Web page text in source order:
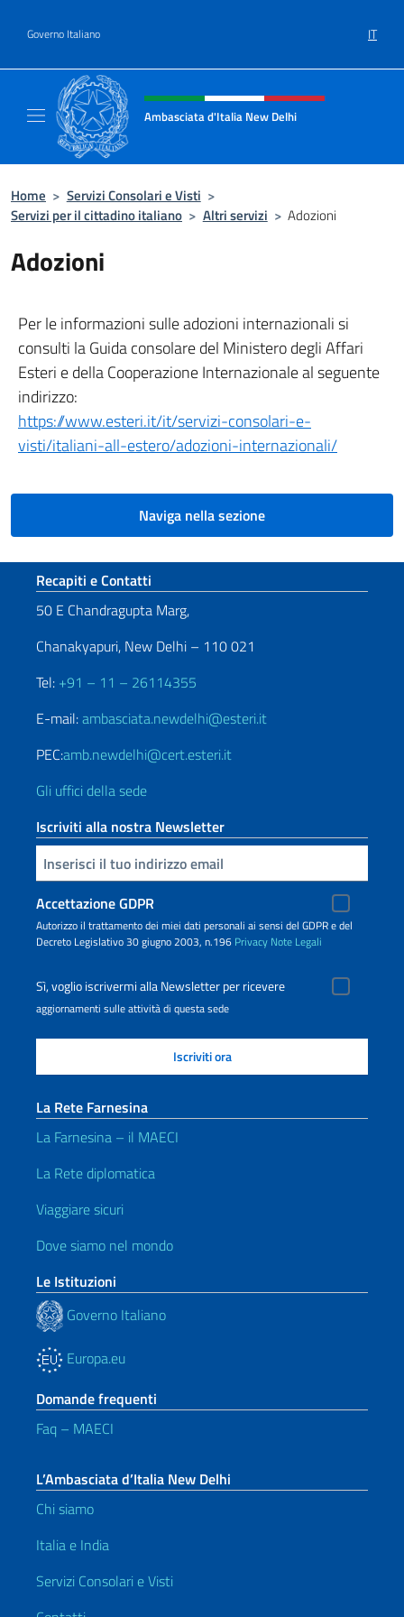
Governo Italiano IT
Intestazione sito, social e menù
Ambasciata d'Italia New Delhi
Home > Servizi Consolari e Visti >
Servizi per il cittadino italiano > Altri servizi > Adozioni
Adozioni
Per le informazioni sulle adozioni internazionali si
consulti la Guida consolare del Ministero degli Affari
Esteri e della Cooperazione Internazionale al seguente
indirizzo:
https://www.esteri.it/it/servizi-consolari-e-
visti/italiani-all-estero/adozioni-internazionali/
Naviga nella sezione
Sezione footer
Recapiti e Contatti
50 E Chandragupta Marg,
Chanakyapuri, New Delhi – 110 021
Tel: +91 – 11 – 26114355
E-mail:ambasciata.newdelhi@esteri.it
PEC:amb.newdelhi@cert.esteri.it
Gli uffici della sede
Iscriviti alla nostra Newsletter
Inserisci la tua email
Accettazione GDPR
Autorizzo il trattamento dei miei dati personali ai sensi del GDPR e del
Decreto Legislativo 30 giugno 2003, n.196 Privacy Note Legali
Sì, voglio iscrivermi alla Newsletter per ricevere
aggiornamenti sulle attività di questa sede
La Rete Farnesina
La Farnesina – il MAECI
La Rete diplomatica
Viaggiare sicuri
Dove siamo nel mondo
Le Istituzioni
Governo Italiano
Europa.eu
Domande frequenti
Faq – MAECI
L’Ambasciata d’Italia New Delhi
Chi siamo
Italia e India
Servizi Consolari e Visti